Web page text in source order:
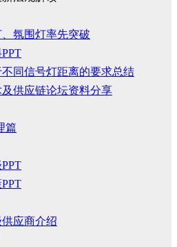
氛围灯率先突破
同信号灯距离的要求总结
供应链论坛资料分享
篇
应商介绍